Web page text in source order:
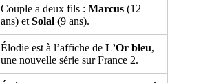
Couple a deux fils : Marcus (12
ans) et Solal (9 ans).
Élodie est à l’affiche de L’Or bleu,
une nouvelle série sur France 2.